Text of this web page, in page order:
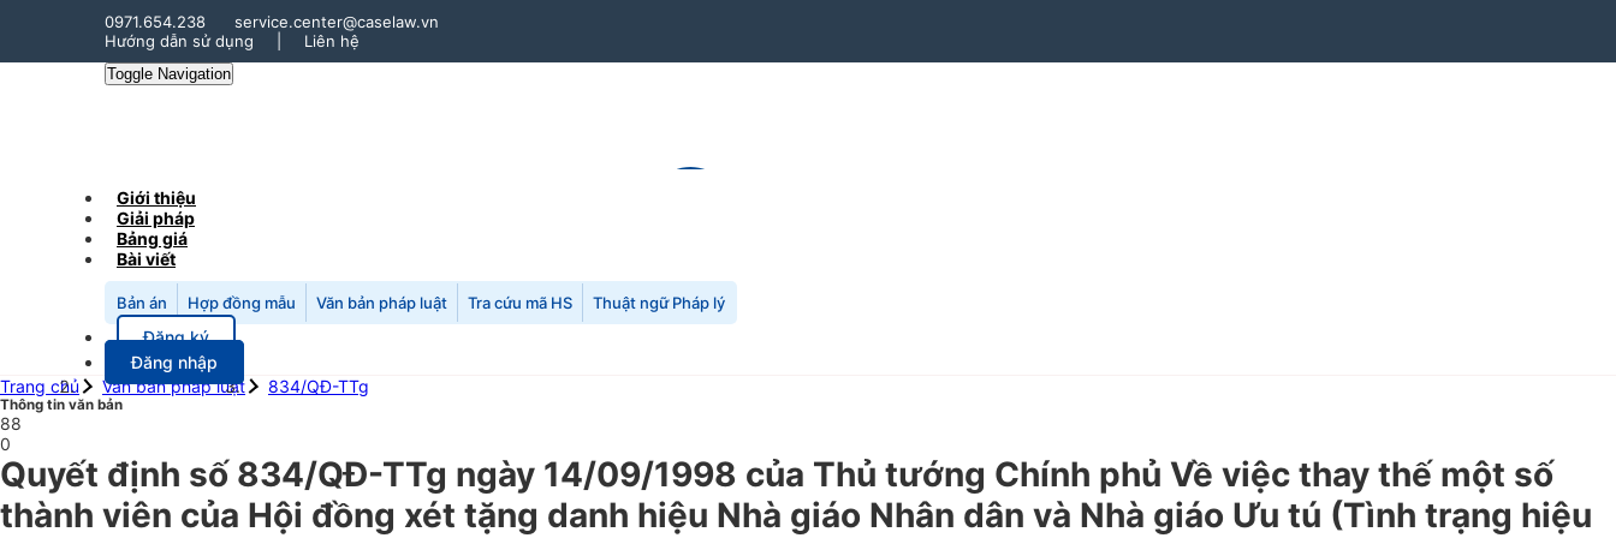
0971.654.238
service.center@caselaw.vn
Hướng dẫn sử dụng
Liên hệ
Toggle Navigation
Giới thiệu
Giải pháp
Bảng giá
Bài viết
Bản án Hợp đồng mẫu Văn bản pháp luật Tra cứu mã HS Thuật ngữ Pháp lý
Đăng ký
Đăng nhập
Trang chủ
Văn bản pháp luật 834/QĐ-TTg
Thông tin văn bản
88
0
Quyết định số 834/QĐ-TTg ngày 14/09/1998 của Thủ tướng Chính phủ Về việc thay thế một số
thành viên của Hội đồng xét tặng danh hiệu Nhà giáo Nhân dân và Nhà giáo Ưu tú (Tình trạng hiệu